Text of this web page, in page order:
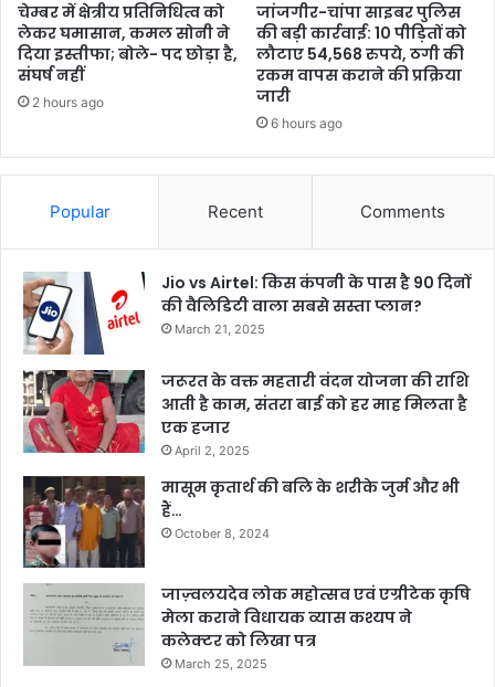
चेम्बर में क्षेत्रीय प्रतिनिधित्व को
लेकर घमासान, कमल सोनी ने
दिया इस्तीफा; बोले- पद छोड़ा है,
संघर्ष नहीं
2 hours ago
जांजगीर-चांपा साइबर पुलिस
की बड़ी कार्रवाई: 10 पीड़ितों को
लौटाए 54,568 रुपये, ठगी की
रकम वापस कराने की प्रक्रिया
जारी
6 hours ago
Popular Recent Comments
Jio vs Airtel: किस कंपनी के पास है 90 दिनों
की वैलिडिटी वाला सबसे सस्ता प्लान?
March 21, 2025
जरूरत के वक्त महतारी वंदन योजना की राशि
आती है काम, संतरा बाई को हर माह मिलता है
एक हजार
April 2, 2025
मासूम कृतार्थ की बलि के शरीके जुर्म और भी
हैं…
October 8, 2024
जाज़्वलयदेव लोक महोत्सव एवं एग्रीटेक कृषि
मेला कराने विधायक व्यास कश्यप ने
कलेक्टर को लिखा पत्र
March 25, 2025